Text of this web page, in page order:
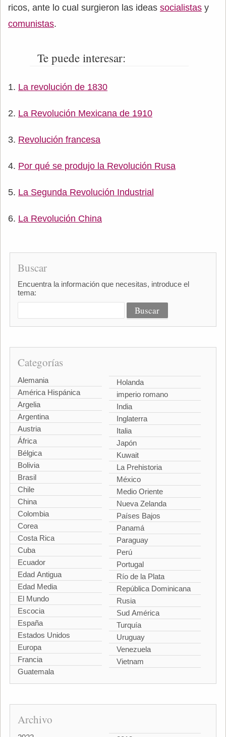
ricos, ante lo cual surgieron las ideas socialistas y
comunistas.
Te puede interesar:
La revolución de 1830
La Revolución Mexicana de 1910
Revolución francesa
Por qué se produjo la Revolución Rusa
La Segunda Revolución Industrial
La Revolución China
Buscar
Encuentra la información que necesitas, introduce el
tema:
Categorías
Alemania
América Hispánica
Argelia
Argentina
Austria
África
Bélgica
Bolivia
Brasil
Chile
China
Colombia
Corea
Costa Rica
Cuba
Ecuador
Edad Antigua
Edad Media
El Mundo
Escocia
España
Estados Unidos
Europa
Francia
Guatemala
Holanda
imperio romano
India
Inglaterra
Italia
Japón
Kuwait
La Prehistoria
México
Medio Oriente
Nueva Zelanda
Países Bajos
Panamá
Paraguay
Perú
Portugal
Río de la Plata
República Dominicana
Rusia
Sud América
Turquía
Uruguay
Venezuela
Vietnam
Archivo